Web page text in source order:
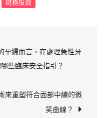
財務投資
孕婦而言，在處理急性牙
些臨床安全指引？
來重塑符合面部中線的微
笑曲線？